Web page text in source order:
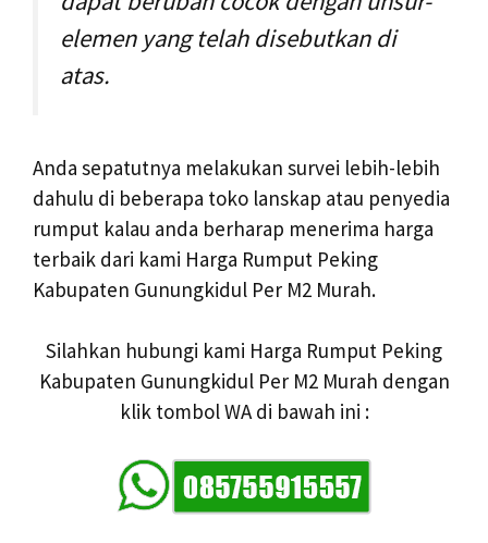
elemen yang telah disebutkan di
atas.
Anda sepatutnya melakukan survei lebih-lebih
dahulu di beberapa toko lanskap atau penyedia
rumput kalau anda berharap menerima harga
terbaik dari kami Harga Rumput Peking
Kabupaten Gunungkidul Per M2 Murah.
Silahkan hubungi kami Harga Rumput Peking
Kabupaten Gunungkidul Per M2 Murah dengan
klik tombol WA di bawah ini :